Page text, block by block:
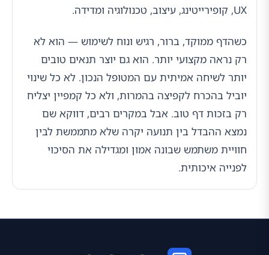
UX, קופירייטינג, עיצוב, טכנולוגיה ומדידה.
כשהדף ממוקד, ברור, רגיש ונוח לשימוש — הוא לא
רק נראה מקצועי יותר. הוא גם יוצר תנאים טובים
יותר לשיחה אמיתית עם המטופל הנכון. לא כל שינוי
יוביל בהכרח לקפיצה בהמרות, ולא כל קמפיין יצליח
רק בזכות דף טוב. אבל במקרים רבים, דווקא שם
נמצא ההבדל בין תנועה יקרה שלא מתממשת לבין
חוויית משתמש שבונה אמון ומגדילה את הסיכוי
לפנייה איכותית.